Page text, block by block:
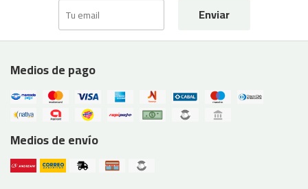
Enviar
Medios de pago
Medios de envío